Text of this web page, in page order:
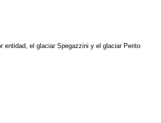
entidad, el glaciar Spegazzini y el glaciar Perito